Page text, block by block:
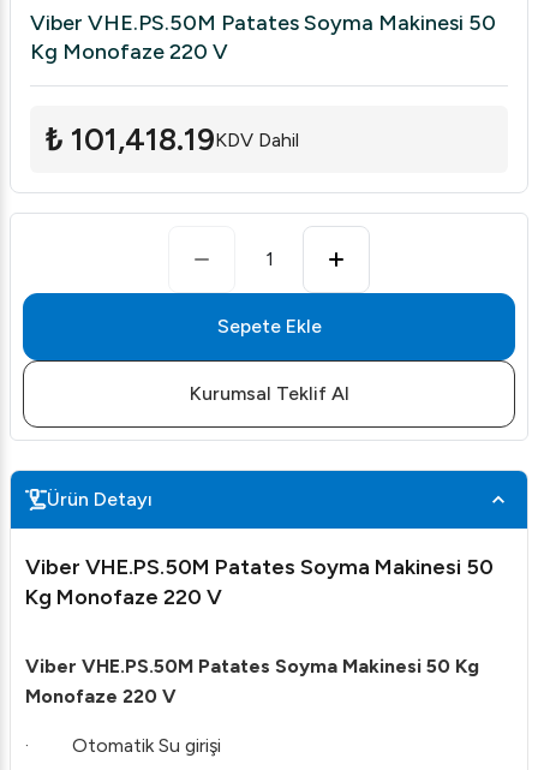
Viber VHE.PS.50M Patates Soyma Makinesi 50
Kg Monofaze 220 V
₺ 101,418.19KDV Dahil
1
Sepete Ekle
Kurumsal Teklif Al
Ürün Detayı
Viber VHE.PS.50M Patates Soyma Makinesi 50
Kg Monofaze 220 V
Viber VHE.PS.50M Patates Soyma Makinesi 50 Kg
Monofaze 220 V
· Otomatik Su girişi